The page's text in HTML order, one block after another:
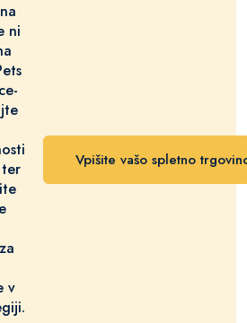
ni
v
Vpišite vašo spletno